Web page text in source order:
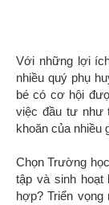
Với những lợi
nhiều quý phụ
bé có cơ hội
việc đầu tư như
khoăn của nhiều
Chọn Trường
tập và sinh hoạt
hợp? Triển